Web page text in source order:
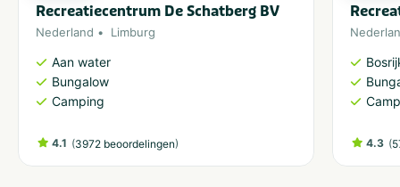
Recreatiecentrum De Schatberg BV
Nederland Limburg
Aan water
Bungalow
Camping
4.1 (3972 beoordelingen) 4.3 (